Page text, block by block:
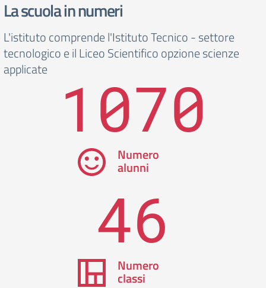
La scuola in numeri
L'istituto comprende l'Istituto Tecnico - settore
tecnologico e il Liceo Scientifico opzione scienze
applicate
1070
Numero
alunni
46
Numero
classi